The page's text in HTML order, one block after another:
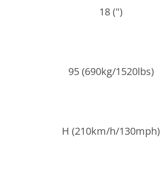
18 (")
95 (690kg/1520lbs)
H (210km/h/130mph)